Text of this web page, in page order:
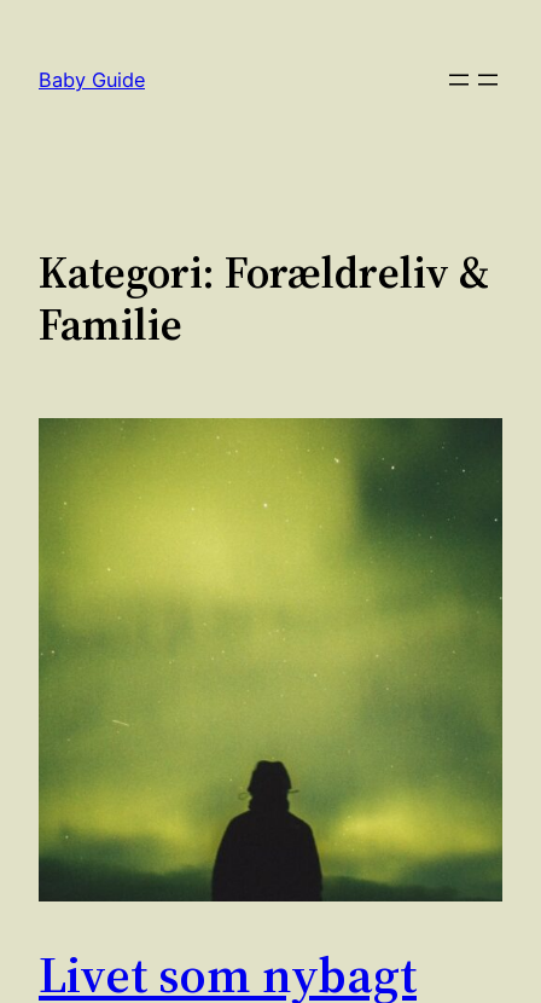
indhold
Baby Guide
Kategori: Forældreliv &
Familie
Livet som nybagt